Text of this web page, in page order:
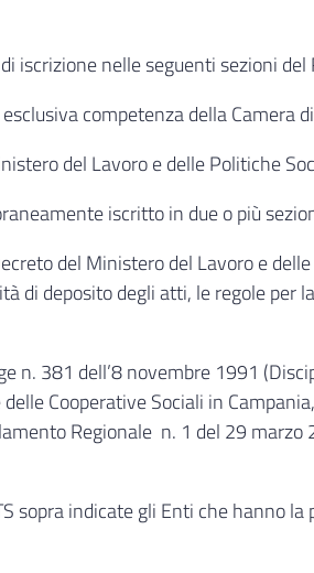
iscrizione nelle seguenti sezioni del
competenza della
del Lavoro e delle Politiche
iscritto in due o più
del Ministero del Lavoro e
di deposito degli atti, le regole per
n. 381 dell’8 novembre 1991
Cooperative Sociali in
Regionale n. 1 del 29
sopra indicate gli Enti che hanno